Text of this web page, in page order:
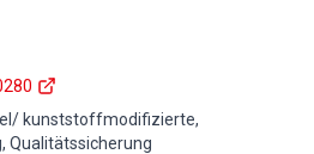
kunststoffmodifizierte,
Qualitätssicherung